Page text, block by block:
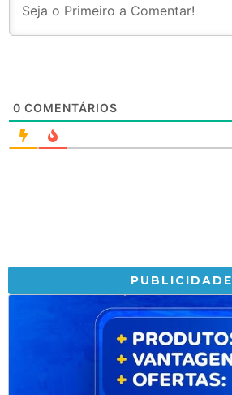
0 COMENTÁRIOS
PUBLICIDADE